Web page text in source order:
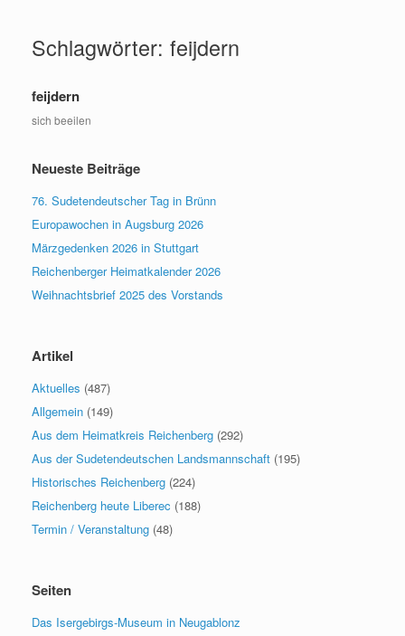
springenSchlagwörter: feijdern
feijdern
sich beeilen
Neueste Beiträge
76. Sudetendeutscher Tag in Brünn
Europawochen in Augsburg 2026
Märzgedenken 2026 in Stuttgart
Reichenberger Heimatkalender 2026
Weihnachtsbrief 2025 des Vorstands
Artikel
Aktuelles (487)
Allgemein (149)
Aus dem Heimatkreis Reichenberg (292)
Aus der Sudetendeutschen Landsmannschaft (195)
Historisches Reichenberg (224)
Reichenberg heute Liberec (188)
Termin / Veranstaltung (48)
Seiten
Das Isergebirgs-Museum in Neugablonz